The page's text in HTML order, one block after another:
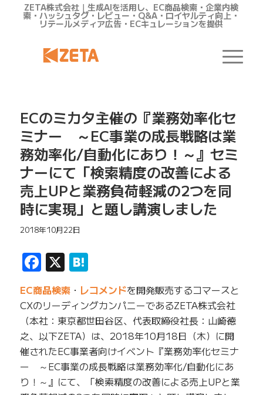
ZETA株式会社｜生成AIを活用し、EC商品検索・企業内検
索・ハッシュタグ・レビュー・Q&A・ロイヤルティ向上・
リテールメディア広告・ECキュレーションを提供
ECのミカタ主催の『業務効率化セ
ミナー ～EC事業の成長戦略は業
務効率化/自動化にあり！～』セミ
ナーにて「検索精度の改善による
売上UPと業務負荷軽減の2つを同
時に実現」と題し講演しました
2018年10月22日
Facebook
X Hatena
EC商品検索・ レコメンドを開発販売するコマースと
CXのリーディングカンパニーであるZETA株式会社
（本社：東京都世田谷区、代表取締役社長：山崎徳
之、以下ZETA）は、2018年10月18日（木）に開
催されたEC事業者向けイベント『業務効率化セミナ
ー ～EC事業の成長戦略は業務効率化/自動化にあ
り！～』にて、「検索精度の改善による売上UPと業